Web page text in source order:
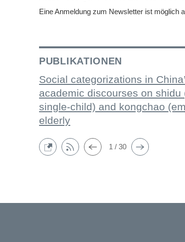
Eine Anmeldung zum Newsletter ist möglich
PUBLIKATIONEN
Social categorizations in
academic discourses on shidu
single-child) and kongchao
elderly
1 / 30